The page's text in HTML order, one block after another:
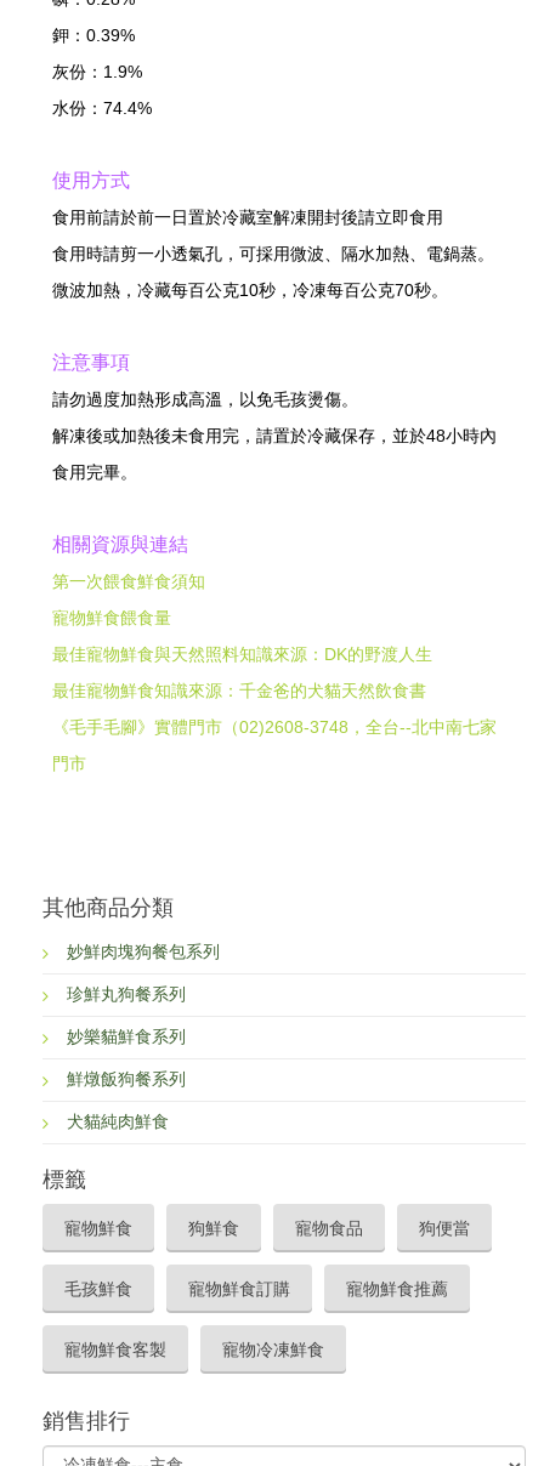
鉀：0.39%
灰份：1.9%
水份：74.4%
使用方式
食用前請於前一日置於冷藏室解凍開封後請立即食用
食用時請剪一小透氣孔，可採用微波、隔水加熱、電鍋蒸。
微波加熱，冷藏每百公克10秒，冷凍每百公克70秒。
注意事項
請勿過度加熱形成高溫，以免毛孩燙傷。
解凍後或加熱後未食用完，請置於冷藏保存，並於48小時內
食用完畢。
相關資源與連結
第一次餵食鮮食須知
寵物鮮食餵食量
最佳寵物鮮食與天然照料知識來源：DK的野渡人生
最佳寵物鮮食知識來源：千金爸的犬貓天然飲食書
《毛手毛腳》實體門市（02)2608-3748，全台--北中南七家
門市
其他商品分類
妙鮮肉塊狗餐包系列
珍鮮丸狗餐系列
妙樂貓鮮食系列
鮮燉飯狗餐系列
犬貓純肉鮮食
標籤
寵物鮮食 狗鮮食 寵物食品 狗便當
毛孩鮮食 寵物鮮食訂購 寵物鮮食推薦
寵物鮮食客製 寵物冷凍鮮食
銷售排行